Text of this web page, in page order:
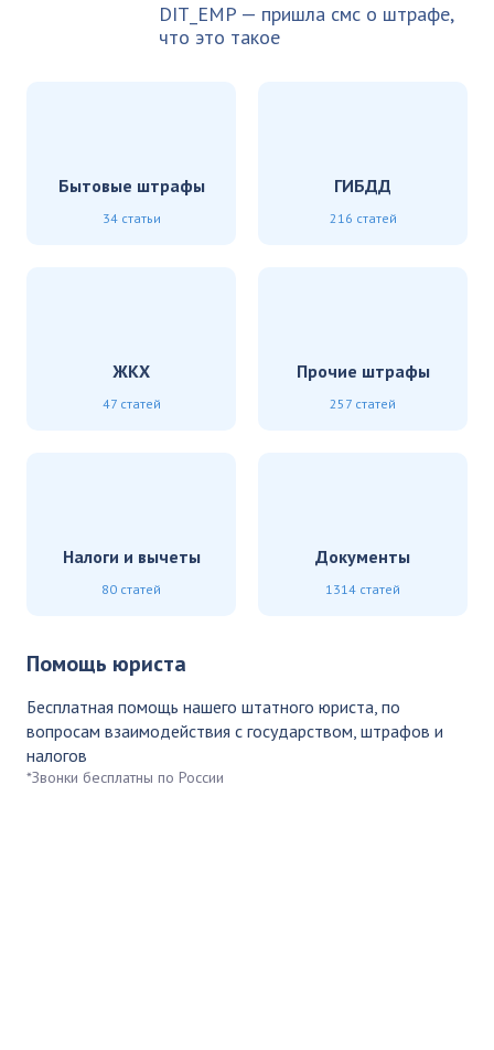
DIT_EMP — пришла смс о штрафе,
что это такое
Бытовые штрафы
34 статьи
ГИБДД
216 статей
ЖКХ
47 статей
Прочие штрафы
257 статей
Налоги и вычеты
80 статей
Документы
1314 статей
Помощь юриста
Бесплатная помощь нашего штатного юриста, по
вопросам взаимодействия с государством, штрафов и
налогов
*Звонки бесплатны по России